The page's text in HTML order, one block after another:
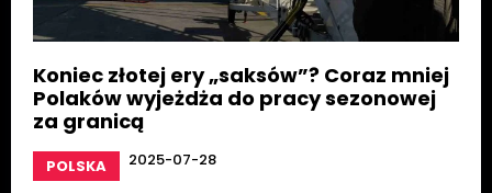
Koniec złotej ery „saksów”? Coraz mniej
Polaków wyjeżdża do pracy sezonowej
za granicą
POLSKA 2025-07-28